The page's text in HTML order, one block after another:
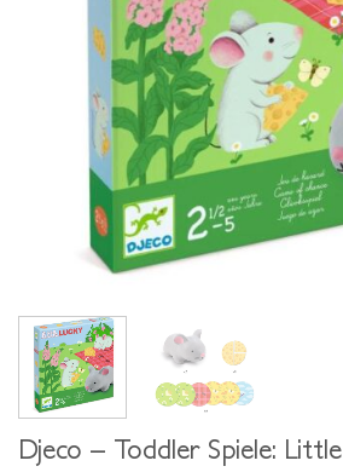
Djeco – Toddler Spiele: